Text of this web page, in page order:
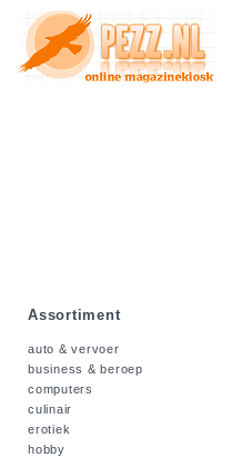
Assortiment
auto & vervoer
business & beroep
computers
culinair
erotiek
hobby